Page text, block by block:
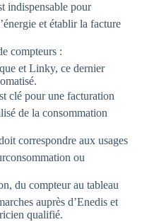
indispensable pour
et établir la facture
compteurs :
et Linky, ce dernier
clé pour une facturation
de la consommation
correspondre aux usages
ou
du compteur au tableau
auprès d’Enedis et
qualifié.